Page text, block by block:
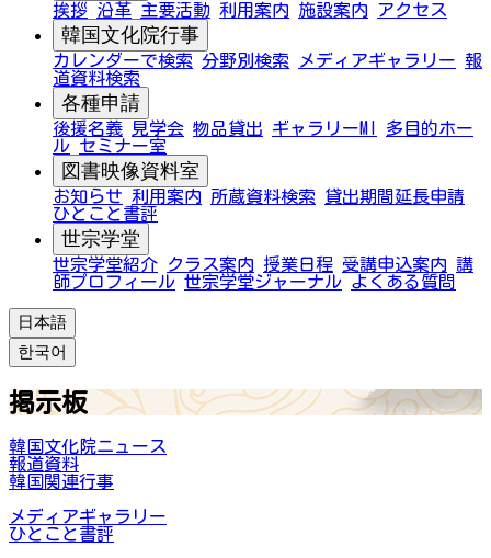
挨拶 沿革 主要活動 利用案内 施設案内 アクセス
韓国文化院行事
カレンダーで検索 分野別検索 メディアギャラリー 報
道資料検索
各種申請
後援名義 見学会 物品貸出 ギャラリーMI
多目的ホー
ル セミナー室
図書映像資料室
お知らせ 利用案内 所蔵資料検索
貸出期間延長申請
ひとこと書評
世宗学堂
世宗学堂紹介 クラス案内 授業日程 受講申込案内 講
師プロフィール 世宗学堂ジャーナル よくある質問
日本語
한국어
掲示板
韓国文化院ニュース
報道資料
韓国関連行事
メディアギャラリー
ひとこと書評